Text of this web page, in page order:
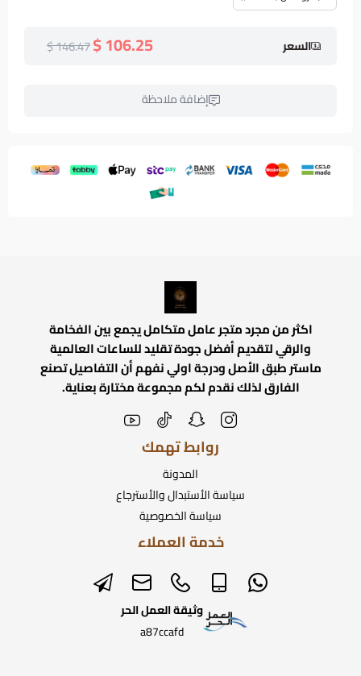
السعر 106.25 $
146.47 $
إضافة ملاحظة
اكثر من مجرد متجر عامل متكامل يجمع بين الفخامة
والرقي لتقديم أفضل جودة تقليد للساعات العالمية
ماستر طبق الأصل ودرجة اولي نفهم أن التفاصيل تصنع
الفارق لذلك نقدم لكم مجموعة مختارة بعناية.
روابط تهمك
المدونة
سياسة الأستبدال والأسترجاع
سياسة الخصوصية
خدمة العملاء
وثيقة العمل الحر
a87ccafd